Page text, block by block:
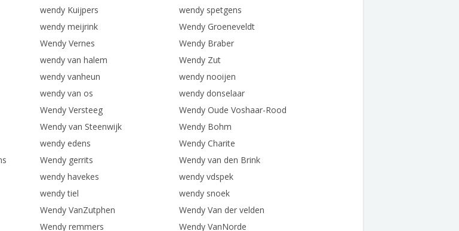
wendy Kuijpers
wendy spetgens
wendy meijrink
Wendy Groeneveldt
Wendy Vernes
Wendy Braber
wendy van halem
Wendy Zut
wendy vanheun
wendy nooijen
wendy van os
wendy donselaar
Wendy Versteeg
Wendy Oude Voshaar-Rood
Wendy van Steenwijk
Wendy Bohm
wendy edens
Wendy Charite
Wendy gerrits
Wendy van den Brink
wendy havekes
wendy vdspek
wendy tiel
wendy snoek
Wendy VanZutphen
Wendy Van der velden
Wendy remmers
Wendy VanNorde